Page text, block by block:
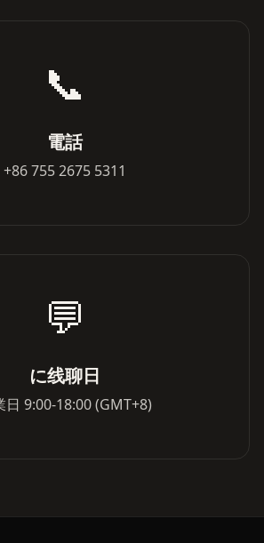
📞
電話
+86 755 2675 5311
💬
に线聊日
日 9:00-18:00 (GMT+8)